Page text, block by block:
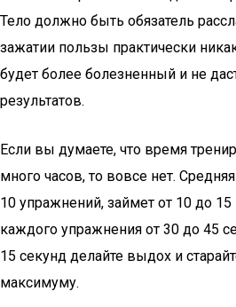
Тело должно быть обязатель
зажатии пользы практически
будет более болезненный и не
результатов.
Если вы думаете, что время
много часов, то вовсе нет.
10 упражнений, займет от 10 до
каждого упражнения от 30 до 45
15 секунд делайте выдох и
максимуму.